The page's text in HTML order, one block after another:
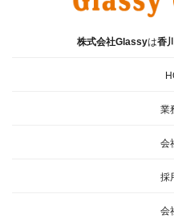
株式会社Glassyは香
業
会
採
会